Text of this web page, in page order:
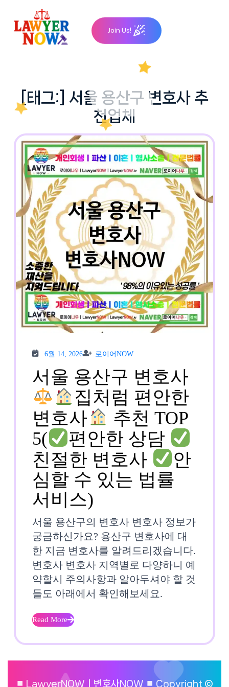
content
Join Us!
[태그:] 서울 용산구 변호사 추
천업체
6월 14, 2026
14,
2026
로이어NOW
어
NOW
서울 용산구 변호사
집처럼 편안한
변호사
추천 TOP
5(
편안한 상담
친절한 변호사
안
심할 수 있는 법률
서비스)
울
용
산
구
변
사
서울 용산구의 변호사 변호사 정보가
궁금하신가요? 용산구 변호사에 대
한 지금 변호사를 알려드리겠습니다.
변호사 변호사 지역별로 다양하니 예
약할시 주의사항과 알아두셔야 할 것
들도 아래에서 확인해보세요.
Read More
Read
⏹︎ LawyerNOWㅣ변호사NOW ⏹︎ Copyright ©